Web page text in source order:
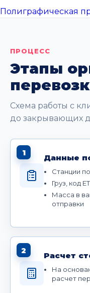
Полиграфическая
ПРОЦЕСС
Этапы
Схема работы с
до закрывающих
1
Данные
Станции
Груз, код
Масса в
отправки
2
Расчет
На
расчет